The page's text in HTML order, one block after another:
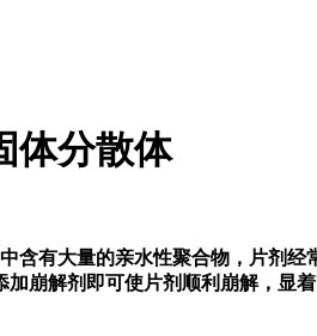
体分散体
含有大量的亲水性聚合物，片剂
崩解剂即可使片剂顺利崩解，显